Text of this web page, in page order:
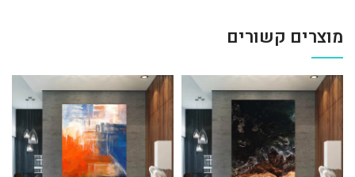
מוצרים קשורים